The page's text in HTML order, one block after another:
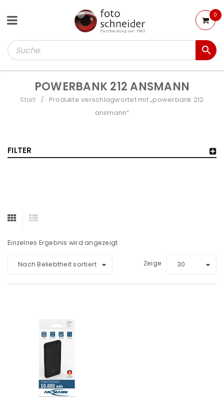
0
POWERBANK 212 ANSMANN
Start /
Produkte verschlagwortet mit „powerbank 212
ansmann“
FILTER
Einzelnes Ergebnis wird angezeigt
Nach Beliebtheit sortiert Zeige 30